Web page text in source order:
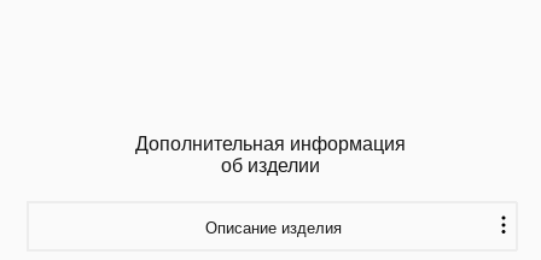
Дополнительная информация
об изделии
Описание изделия